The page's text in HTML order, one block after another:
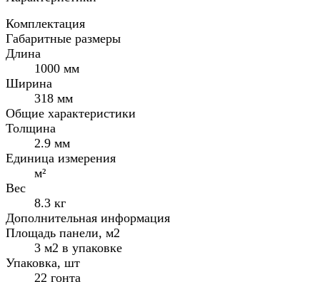
Комплектация
Габаритные размеры
Длина
1000 мм
Ширина
318 мм
Общие характеристики
Толщина
2.9 мм
Единица измерения
м²
Вес
8.3 кг
Дополнительная информация
Площадь панели, м2
3 м2 в упаковке
Упаковка, шт
22 гонта